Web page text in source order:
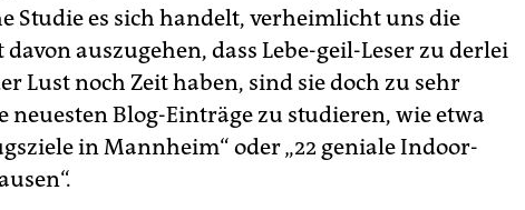
Studie es sich handelt, verheimlicht uns die
davon auszugehen, dass Lebe-geil-Leser zu derlei
Lust noch Zeit haben, sind sie doch zu sehr
neuesten Blog-Einträge zu studieren, wie etwa
in Mannheim“ oder „22 geniale Indoor-